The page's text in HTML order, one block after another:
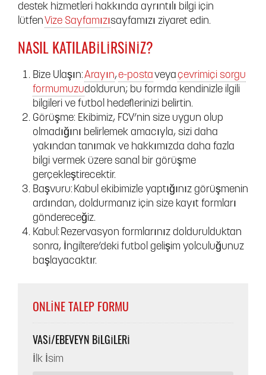
destek hizmetleri hakkında ayrıntılı bilgi için
lütfenVize Sayfamızısayfamızı ziyaret edin.
NASIL KATILABILIRSINIZ?
Bize Ulaşın:Arayın,e-postaveya çevrimiçi sorgu
formumuzudoldurun; bu formda kendinizle ilgili
bilgileri ve futbol hedeflerinizi belirtin.
Görüşme: Ekibimiz, FCV’nin size uygun olup
olmadığını belirlemek amacıyla, sizi daha
yakından tanımak ve hakkımızda daha fazla
bilgi vermek üzere sanal bir görüşme
gerçekleştirecektir.
Başvuru: Kabul ekibimizle yaptığınız görüşmenin
ardından, doldurmanız için size kayıt formları
göndereceğiz.
Kabul: Rezervasyon formlarınız doldurulduktan
sonra, İngiltere’deki futbol gelişim yolculuğunuz
başlayacaktır.
ONLINE TALEP FORMU
VASI/EBEVEYN BILGILERI
İlk İsim